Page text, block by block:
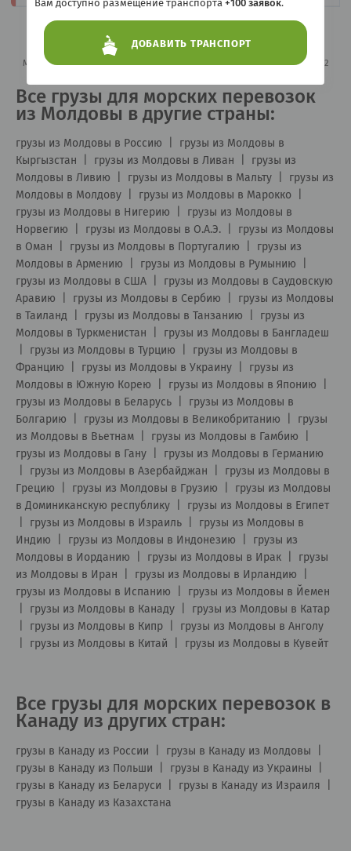
Первая 1 2 » Последняя
Морские контейнерные перевозки из Молдовы в Канаду Всего страниц: 2
Все грузы для морских перевозок
из Молдовы в другие страны:
грузы из Молдовы в Россию
грузы из Молдовы в
Кыргызстан
грузы из Молдовы в Ливан
грузы из
Молдовы в Ливию
грузы из Молдовы в Мальту
грузы из
Молдовы в Молдову
грузы из Молдовы в Марокко
грузы из Молдовы в Нигерию
грузы из Молдовы в
Норвегию
грузы из Молдовы в О.А.Э.
грузы из Молдовы
в Оман
грузы из Молдовы в Португалию
грузы из
Молдовы в Армению
грузы из Молдовы в Румынию
грузы из Молдовы в США
грузы из Молдовы в Саудовскую
Аравию
грузы из Молдовы в Сербию
грузы из Молдовы
в Таиланд
грузы из Молдовы в Танзанию
грузы из
Молдовы в Туркменистан
грузы из Молдовы в Бангладеш
грузы из Молдовы в Турцию
грузы из Молдовы в
Францию
грузы из Молдовы в Украину
грузы из
Молдовы в Южную Корею
грузы из Молдовы в Японию
грузы из Молдовы в Беларусь
грузы из Молдовы в
Болгарию
грузы из Молдовы в Великобританию
грузы
из Молдовы в Вьетнам
грузы из Молдовы в Гамбию
грузы из Молдовы в Гану
грузы из Молдовы в Германию
грузы из Молдовы в Азербайджан
грузы из Молдовы в
Грецию
грузы из Молдовы в Грузию
грузы из Молдовы
в Доминиканскую республику
грузы из Молдовы в Египет
грузы из Молдовы в Израиль
грузы из Молдовы в
Индию
грузы из Молдовы в Индонезию
грузы из
Молдовы в Иорданию
грузы из Молдовы в Ирак
грузы
из Молдовы в Иран
грузы из Молдовы в Ирландию
грузы из Молдовы в Испанию
грузы из Молдовы в Йемен
грузы из Молдовы в Канаду
грузы из Молдовы в Катар
грузы из Молдовы в Кипр
грузы из Молдовы в Анголу
грузы из Молдовы в Китай грузы из Молдовы в Кувейт
Все грузы для морских перевозок в
Канаду из других стран:
грузы в Канаду из России грузы в Канаду из Молдовы
грузы в Канаду из Польши
грузы в Канаду из Украины
грузы в Канаду из Беларуси
грузы в Канаду из Израиля
грузы в Канаду из Казахстана
Вам доступно размещение транспорта +100 заявок.
ДОБАВИТЬ ТРАНСПОРТ